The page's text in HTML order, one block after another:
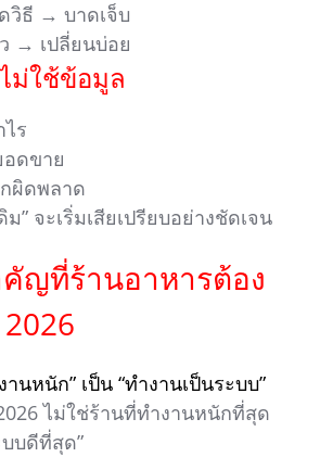
วิธี → บาดเจ็บ
→ เปลี่ยนบ่อย
ม่ใช้ข้อมูล
ร
อดขาย
ผิดพลาด
” จะเริ่มเสียเปรียบอย่างชัดเจน
ญที่ร้านอาหารต้อง
านหนัก” เป็น “ทำงานเป็นระบบ”
ไม่ใช่ร้านที่ทำงานหนักที่สุด
บดีที่สุด”